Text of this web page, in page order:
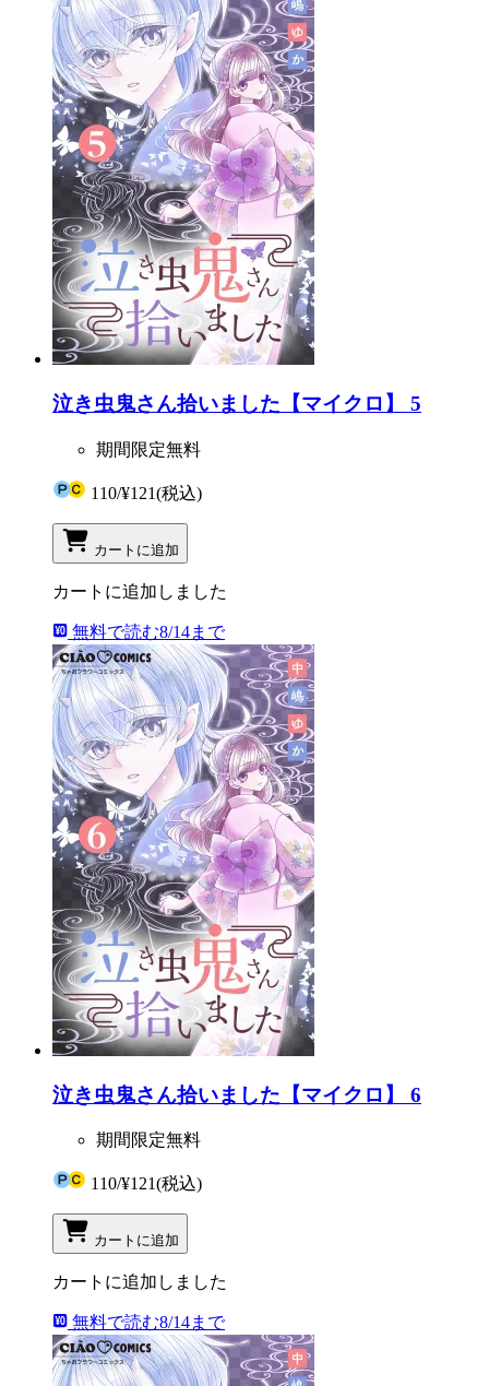
泣き虫鬼さん拾いました【マイクロ】 5
期間限定無料
110/¥121(税込)
カートに追加
カートに追加しました
無料で読む8/14まで
泣き虫鬼さん拾いました【マイクロ】 6
期間限定無料
110/¥121(税込)
カートに追加
カートに追加しました
無料で読む8/14まで